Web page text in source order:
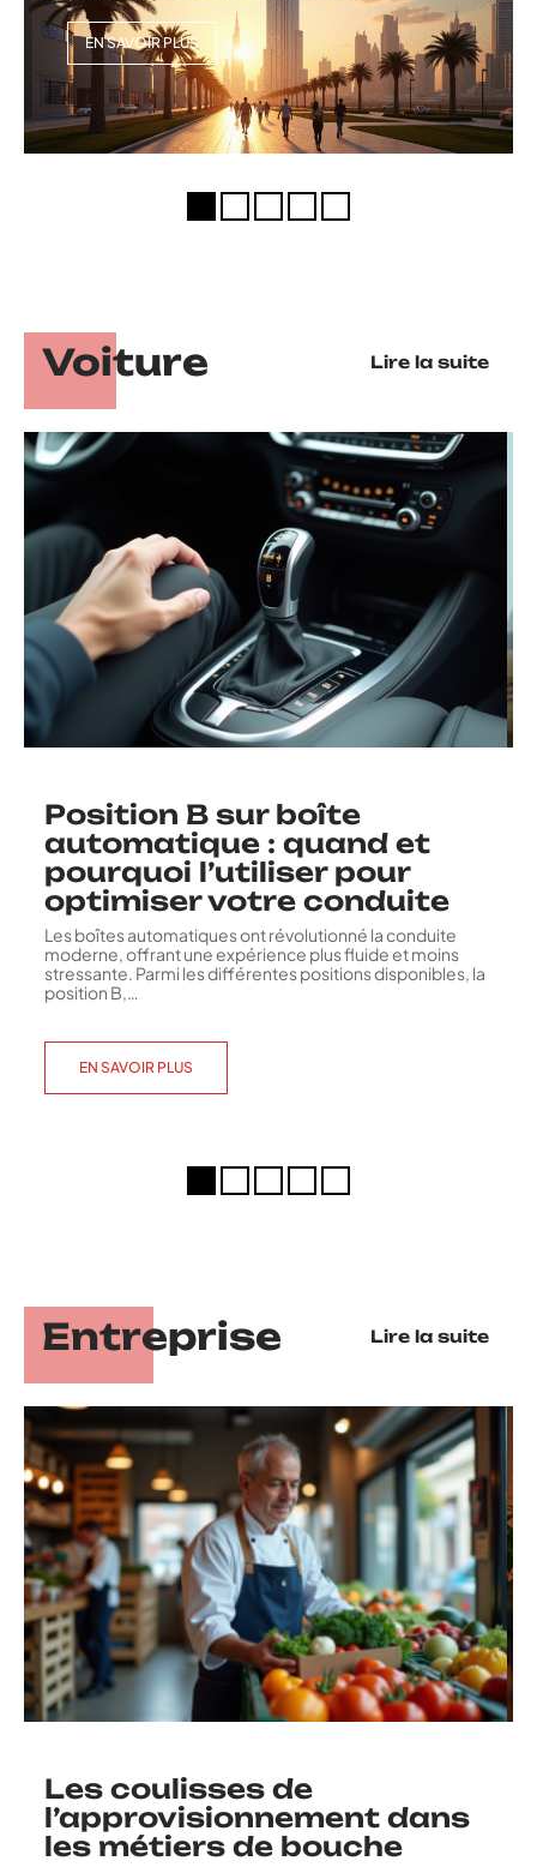
EN SAVOIR PLUS
Voiture Lire la suite
Position B sur boîte
automatique : quand et
pourquoi l’utiliser pour
optimiser votre conduite
Les boîtes automatiques ont révolutionné la conduite
moderne, offrant une expérience plus fluide et moins
stressante. Parmi les différentes positions disponibles, la
position B,…
EN SAVOIR PLUS
Entreprise Lire la suite
Les coulisses de
l’approvisionnement dans
les métiers de bouche